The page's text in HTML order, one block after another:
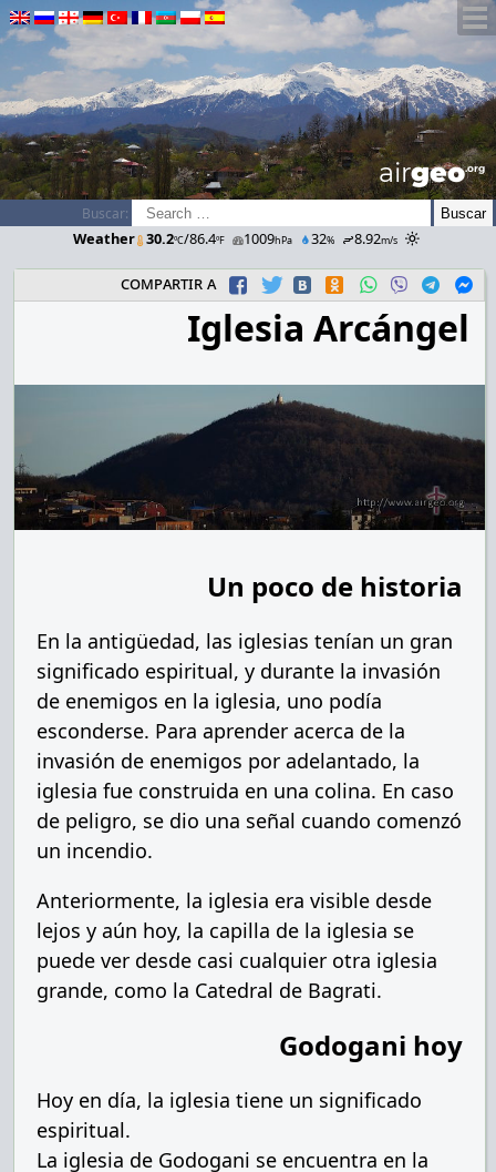
airGEO.oRg
Buscar:
Weather 30.2ºC/86.4ºF 1009hPa 32% 8.92m/s
compartir a
Iglesia Arcángel
Un poco de historia
En la antigüedad, las iglesias tenían un gran
significado espiritual, y durante la invasión
de enemigos en la iglesia, uno podía
esconderse. Para aprender acerca de la
invasión de enemigos por adelantado, la
iglesia fue construida en una colina. En caso
de peligro, se dio una señal cuando comenzó
un incendio.
Anteriormente, la iglesia era visible desde
lejos y aún hoy, la capilla de la iglesia se
puede ver desde casi cualquier otra iglesia
grande, como la Catedral de Bagrati.
Godogani hoy
Hoy en día, la iglesia tiene un significado
espiritual.
La iglesia de Godogani se encuentra en la